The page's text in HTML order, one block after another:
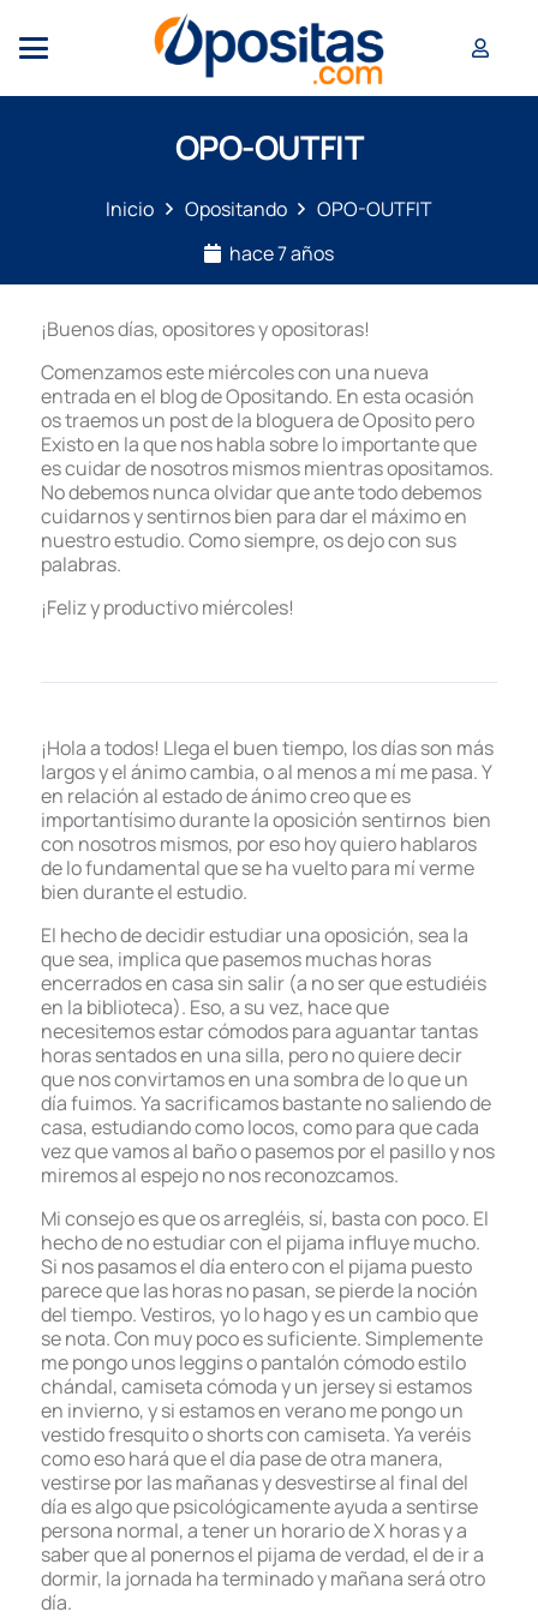
OPO-OUTFIT
Inicio Opositando
OPO-OUTFIT
hace 7 años
¡Buenos días, opositores y opositoras!
Comenzamos este miércoles con una nueva
entrada en el blog de Opositando. En esta ocasión
os traemos un post de la bloguera de Oposito pero
Existo en la que nos habla sobre lo importante que
es cuidar de nosotros mismos mientras opositamos.
No debemos nunca olvidar que ante todo debemos
cuidarnos y sentirnos bien para dar el máximo en
nuestro estudio. Como siempre, os dejo con sus
palabras.
¡Feliz y productivo miércoles!
¡Hola a todos! Llega el buen tiempo, los días son más
largos y el ánimo cambia, o al menos a mí me pasa. Y
en relación al estado de ánimo creo que es
importantísimo durante la oposición sentirnos bien
con nosotros mismos, por eso hoy quiero hablaros
de lo fundamental que se ha vuelto para mí verme
bien durante el estudio.
El hecho de decidir estudiar una oposición, sea la
que sea, implica que pasemos muchas horas
encerrados en casa sin salir (a no ser que estudiéis
en la biblioteca). Eso, a su vez, hace que
necesitemos estar cómodos para aguantar tantas
horas sentados en una silla, pero no quiere decir
que nos convirtamos en una sombra de lo que un
día fuimos. Ya sacrificamos bastante no saliendo de
casa, estudiando como locos, como para que cada
vez que vamos al baño o pasemos por el pasillo y nos
miremos al espejo no nos reconozcamos.
Mi consejo es que os arregléis, sí, basta con poco. El
hecho de no estudiar con el pijama influye mucho.
Si nos pasamos el día entero con el pijama puesto
parece que las horas no pasan, se pierde la noción
del tiempo. Vestiros, yo lo hago y es un cambio que
se nota. Con muy poco es suficiente. Simplemente
me pongo unos leggins o pantalón cómodo estilo
chándal, camiseta cómoda y un jersey si estamos
en invierno, y si estamos en verano me pongo un
vestido fresquito o shorts con camiseta. Ya veréis
como eso hará que el día pase de otra manera,
vestirse por las mañanas y desvestirse al final del
día es algo que psicológicamente ayuda a sentirse
persona normal, a tener un horario de X horas y a
saber que al ponernos el pijama de verdad, el de ir a
dormir, la jornada ha terminado y mañana será otro
día.